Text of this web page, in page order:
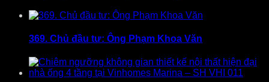
369. Chủ đầu tư: Ông Phạm Khoa Văn